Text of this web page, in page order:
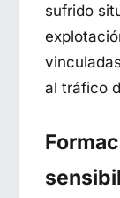
sufrido
al tráfico